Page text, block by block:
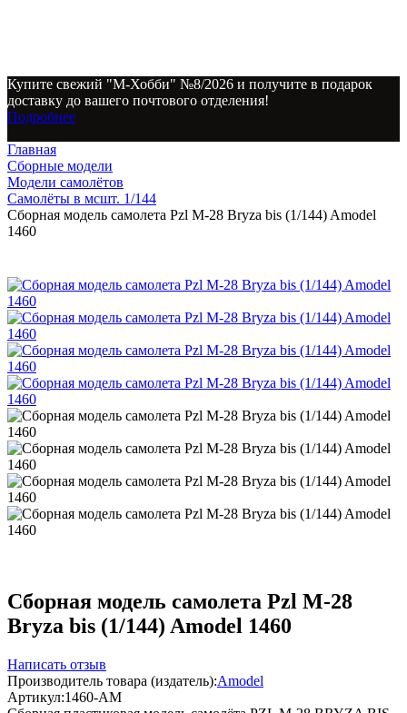
Купите свежий "М-Хобби" №8/2026 и получите в подарок
доставку до вашего почтового отделения!
Подробнее
Главная
Сборные модели
Модели самолётов
Самолёты в мсшт. 1/144
Сборная модель самолета Pzl M-28 Bryza bis (1/144) Amodel
1460
Сборная модель самолета Pzl M-28
Bryza bis (1/144) Amodel 1460
Написать отзыв
Производитель товара (издатель):Amodel
Артикул:1460-AM